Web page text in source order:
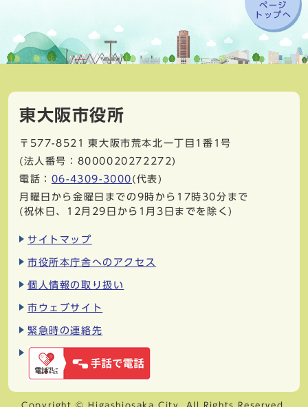
ページ
トップへ
東大阪市役所
〒577-8521
東大阪市荒本北一丁目1番1号
(法人番号：8000020272272)
電話： 06-4309-3000 (代表)
月曜日から金曜日までの9時から17時30分まで
(祝休日、12月29日から1月3日までを除く)
サイトマップ
市役所本庁舎へのアクセス
個人情報の取り扱い
市ウェブサイト
緊急時の連絡先
Copyright © Higashiosaka City. All Rights Reserved.